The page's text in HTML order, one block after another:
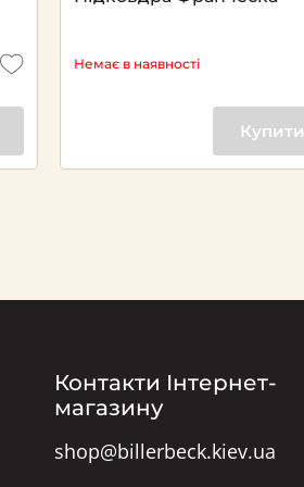
Немає в наявності
Купити
Контакти Інтернет-
магазину
shop@billerbeck.kiev.ua